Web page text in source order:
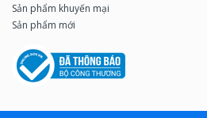
Sản phẩm khuyến mại
Sản phẩm mới